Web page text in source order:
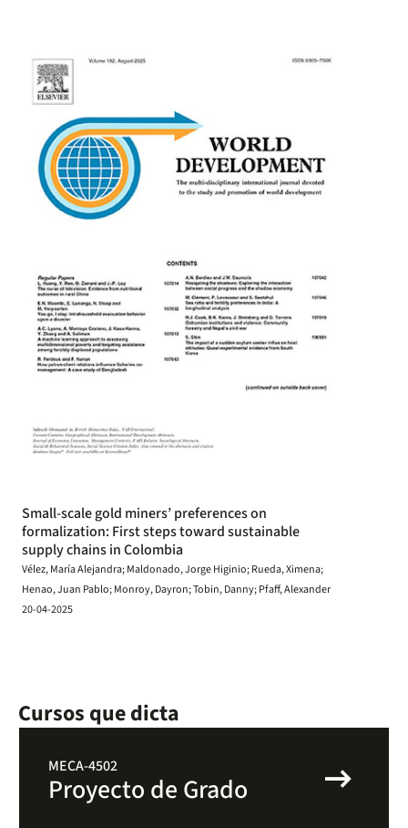
Small-scale gold miners’ preferences on
formalization: First steps toward sustainable
supply chains in Colombia
Vélez, María Alejandra; Maldonado, Jorge Higinio; Rueda, Ximena;
Henao, Juan Pablo; Monroy, Dayron; Tobin, Danny; Pfaff, Alexander
20-04-2025
Cursos que dicta
MECA-4502
Proyecto de Grado arrow_right_alt